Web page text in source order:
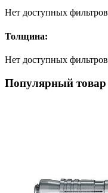
Нет доступных фильтров
Толщина:
Нет доступных фильтров
Популярный товар